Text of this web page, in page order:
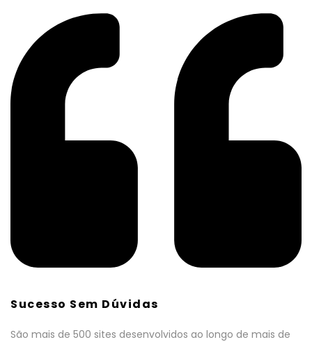
Sucesso Sem Dúvidas
São mais de 500 sites desenvolvidos ao longo de mais de